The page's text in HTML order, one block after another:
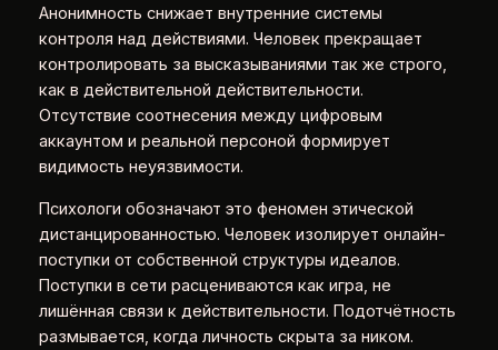
Анонимность снижает внутренние системы
контроля над действиями. Человек прекращает
контролировать за высказываниями так же строго,
как в действительной действительности.
Отсутствие соотнесения между цифровым
аккаунтом и реальной персоной формирует
видимость неуязвимости.
Психологи обозначают это феномен этической
дистанцированностью. Человек изолирует онлайн-
поступки от собственной структуры идеалов.
Поступки в сети расцениваются как игра, не
лишённая связи к действительности. Подотчётность
размывается, когда личность скрыта за ником.